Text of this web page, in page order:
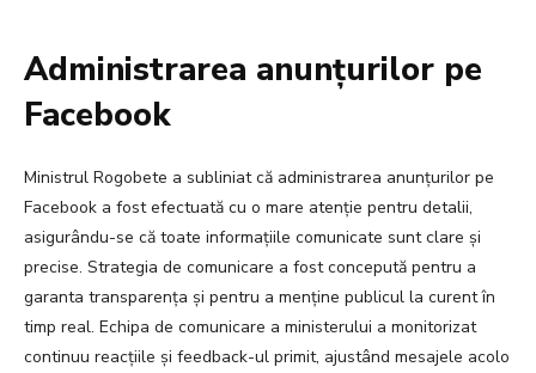
Administrarea anunțurilor pe
Facebook
Ministrul Rogobete a subliniat că administrarea anunțurilor pe
Facebook a fost efectuată cu o mare atenție pentru detalii,
asigurându-se că toate informațiile comunicate sunt clare și
precise. Strategia de comunicare a fost concepută pentru a
garanta transparența și pentru a menține publicul la curent în
timp real. Echipa de comunicare a ministerului a monitorizat
continuu reacțiile și feedback-ul primit, ajustând mesajele acolo